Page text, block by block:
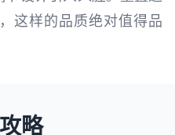
这样的品质绝对值得品
略